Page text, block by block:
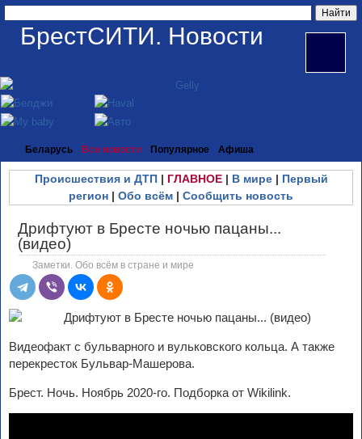
БрестСИТИ. Новости
Беларусь Все новости Популярное Афиша
Происшествия и ДТП| ГЛАВНОЕ| В мире| Первый
регион | Обо всём | Сообщить новость
Дрифтуют в Бресте ночью пацаны...
(видео)
Заметки. Обо всём в стране и мире
Видеофакт с бульварного и вульковского кольца. А также
перекресток Бульвар-Машерова.
Брест. Ночь. Ноябрь 2020-го. Подборка от Wikilink.